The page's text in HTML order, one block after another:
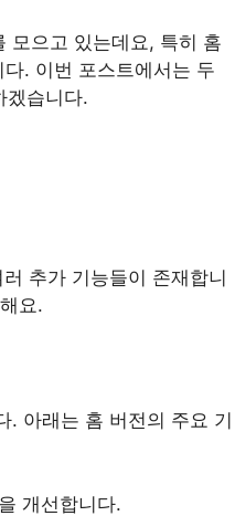
모으고 있는데요, 특히 홈
. 이번 포스트에서는 두
겠습니다.
추가 기능들이 존재합니
요.
. 아래는 홈 버전의 주요 기
개선합니다.